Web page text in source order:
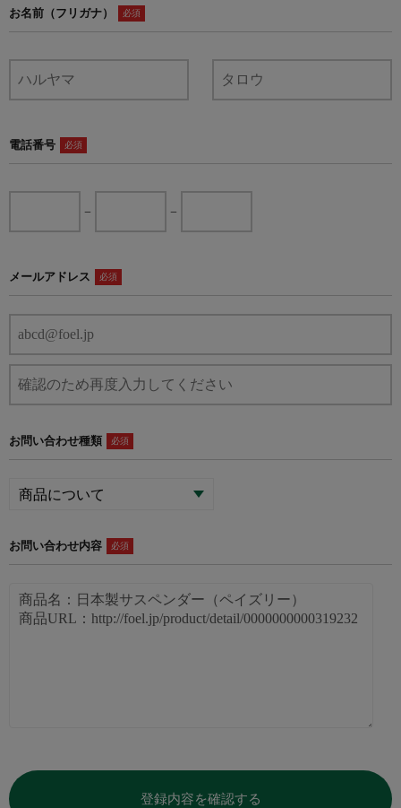
お名前（フリガナ） 必須
電話番号 必須
− −
メールアドレス 必須
お問い合わせ種類 必須
お問い合わせ内容 必須
登録内容を確認する